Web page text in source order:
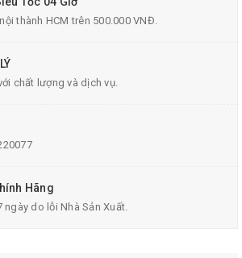
thành HCM trên 500.000 VNĐ.
chất lượng và dịch vụ.
Hãng
do lỗi Nhà Sản Xuất.